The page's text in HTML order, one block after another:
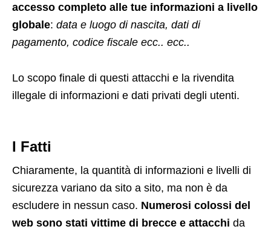
accesso completo alle tue informazioni a livello
globale: data e luogo di nascita, dati di
pagamento, codice fiscale ecc.. ecc..
Lo scopo finale di questi attacchi e la rivendita
illegale di informazioni e dati privati degli utenti.
I Fatti
Chiaramente, la quantità di informazioni e livelli di
sicurezza variano da sito a sito, ma non è da
escludere in nessun caso. Numerosi colossi del
web sono stati vittime di brecce e attacchi da